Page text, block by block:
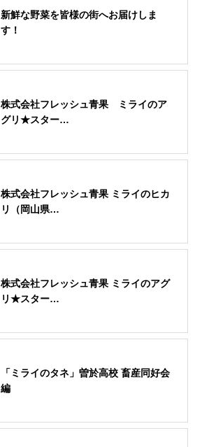
新鮮な野菜を皆様の街へお届けしま
す！
株式会社フレッシュ青果 ミライのア
グリ★スター…
株式会社フレッシュ青果 ミライのヒカ
リ（岡山県…
株式会社フレッシュ青果 ミライのアグ
リ★スター…
「ミライのタネ」曽於高校 畜産同好会
編